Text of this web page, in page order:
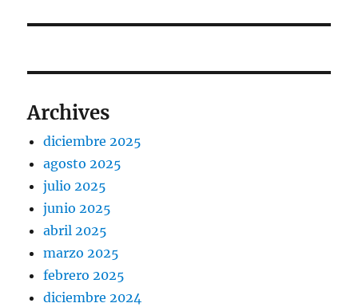
Archives
diciembre 2025
agosto 2025
julio 2025
junio 2025
abril 2025
marzo 2025
febrero 2025
diciembre 2024